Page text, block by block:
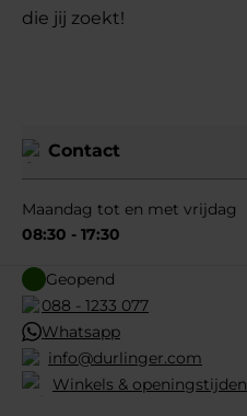
die jij zoekt!
Contact
Maandag tot en met vrijdag
08:30 - 17:30
Geopend
088 - 1233 077
Whatsapp
info@durlinger.com
Winkels & openingstijden